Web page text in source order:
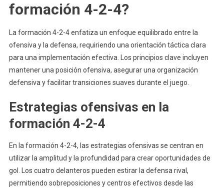
formación 4-2-4?
La formación 4-2-4 enfatiza un enfoque equilibrado entre la
ofensiva y la defensa, requiriendo una orientación táctica clara
para una implementación efectiva. Los principios clave incluyen
mantener una posición ofensiva, asegurar una organización
defensiva y facilitar transiciones suaves durante el juego.
Estrategias ofensivas en la
formación 4-2-4
En la formación 4-2-4, las estrategias ofensivas se centran en
utilizar la amplitud y la profundidad para crear oportunidades de
gol. Los cuatro delanteros pueden estirar la defensa rival,
permitiendo sobreposiciones y centros efectivos desde las